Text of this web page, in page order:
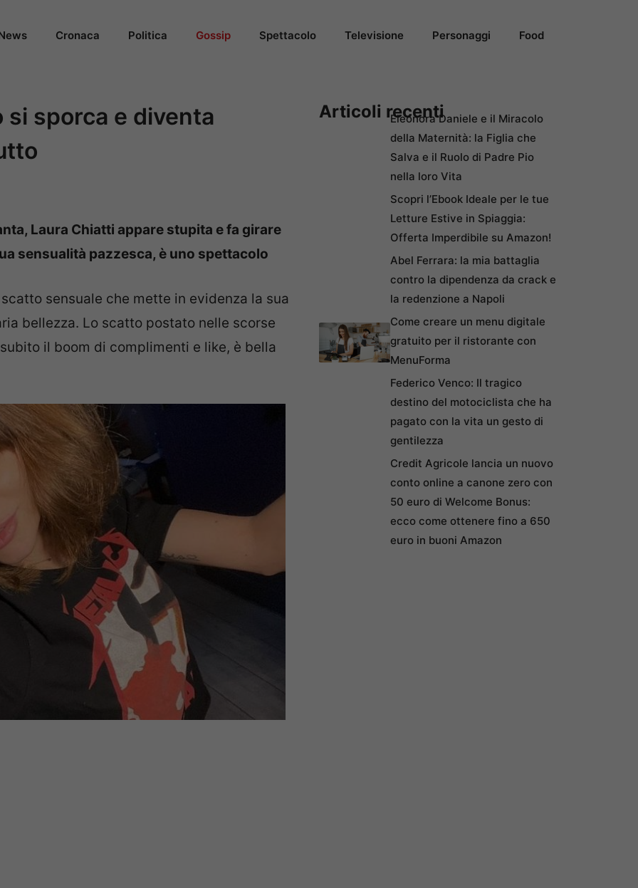
Cronaca Politica Gossip Spettacolo Televisione Personaggi Food
sporca e diventa
Laura Chiatti appare stupita e fa girare
sensualità pazzesca, è uno spettacolo
sensuale che mette in evidenza la sua
bellezza. Lo scatto postato nelle scorse
il boom di complimenti e like, è bella
Articoli recentiEleonora Daniele e il Miracolo
della Maternità: la Figlia che
Salva e il Ruolo di Padre Pio
nella loro Vita
Scopri l’Ebook Ideale per le tue
Letture Estive in Spiaggia:
Offerta Imperdibile su Amazon!
Abel Ferrara: la mia battaglia
contro la dipendenza da crack e
la redenzione a Napoli
Come creare un menu digitale
gratuito per il ristorante con
MenuForma
Federico Venco: Il tragico
destino del motociclista che ha
pagato con la vita un gesto di
gentilezza
Credit Agricole lancia un nuovo
conto online a canone zero con
50 euro di Welcome Bonus:
ecco come ottenere fino a 650
euro in buoni Amazon